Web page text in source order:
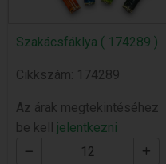
Szakácsfáklya ( 174289 )
Cikkszám: 174289
Az árak megtekintéséhez
be kell jelentkezni